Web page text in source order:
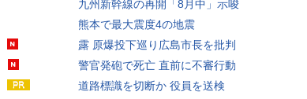
九州新幹線の再開「8月中」示唆
熊本で最大震度4の地震
露 原爆投下巡り広島市長を批判
警官発砲で死亡 直前に不審行動
道路標識を切断か 役員を送検